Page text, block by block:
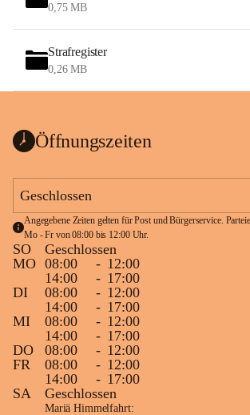
0,75 MB
Strafregister
0,26 MB
Öffnungszeiten
Geschlossen
Angegebene Zeiten gelten für Post und Bürgerservice.
Mo - Fr von 08:00 bis 12:00 Uhr.
SO
Geschlossen
MO 08:00 - 12:00
14:00
- 17:00
DI
08:00 - 12:00
14:00
- 17:00
MI
08:00 - 12:00
14:00
- 17:00
DO
08:00 - 12:00
FR
08:00 - 12:00
14:00
- 17:00
SA
Geschlossen
Mariä Himmelfahrt: